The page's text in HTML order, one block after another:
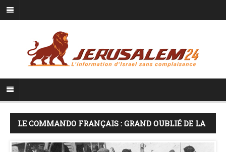
LE COMMANDO FRANÇAIS : GRAND OUBLIÉ DE LA
GUERRE D’INDÉPENDANCE